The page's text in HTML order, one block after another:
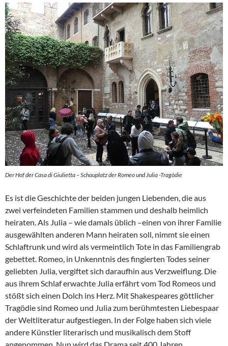
Der Hof der Casa di Giulietta – Schauplatz der Romeo und Julia -Tragödie
Es ist die Geschichte der beiden jungen Liebenden, die aus
zwei verfeindeten Familien stammen und deshalb heimlich
heiraten. Als Julia – wie damals üblich –einen von ihrer Familie
ausgewählten anderen Mann heiraten soll, nimmt sie einen
Schlaftrunk und wird als vermeintlich Tote in das Familiengrab
gebettet. Romeo, in Unkenntnis des fingierten Todes seiner
geliebten Julia, vergiftet sich daraufhin aus Verzweiflung. Die
aus ihrem Schlaf erwachte Julia erfährt vom Tod Romeos und
stößt sich einen Dolch ins Herz. Mit Shakespeares göttlicher
Tragödie sind Romeo und Julia zum berühmtesten Liebespaar
der Weltliteratur aufgestiegen. In der Folge haben sich viele
andere Künstler literarisch und musikalisch dem Stoff